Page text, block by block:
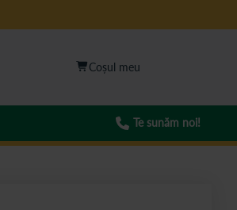
Te sunăm noi!